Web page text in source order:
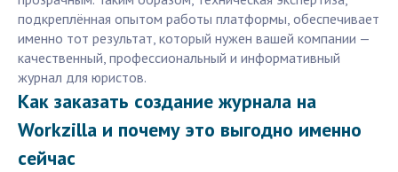
подкреплённая опытом работы платформы, обеспечивает
именно тот результат, который нужен вашей компании —
качественный, профессиональный и информативный
журнал для юристов.
Как заказать создание журнала на
Workzilla и почему это выгодно именно
сейчас